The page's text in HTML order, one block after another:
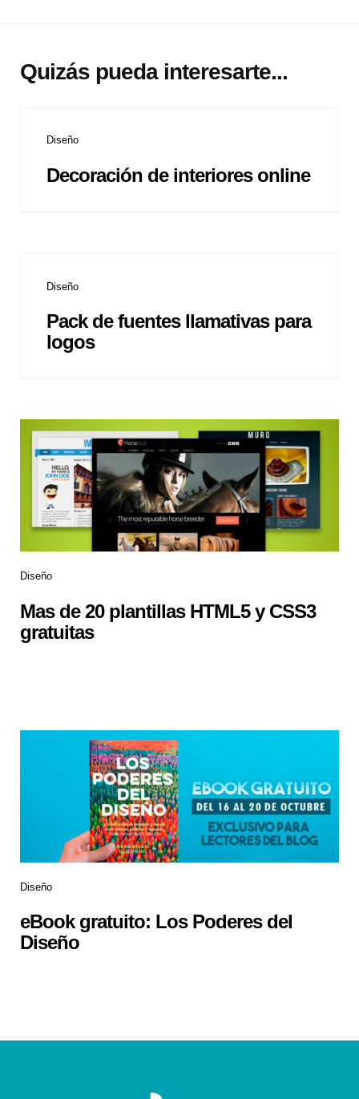
Quizás pueda interesarte...
Diseño
Decoración de interiores online
Diseño
Pack de fuentes llamativas para
logos
Diseño
Mas de 20 plantillas HTML5 y CSS3
gratuitas
Diseño
eBook gratuito: Los Poderes del
Diseño